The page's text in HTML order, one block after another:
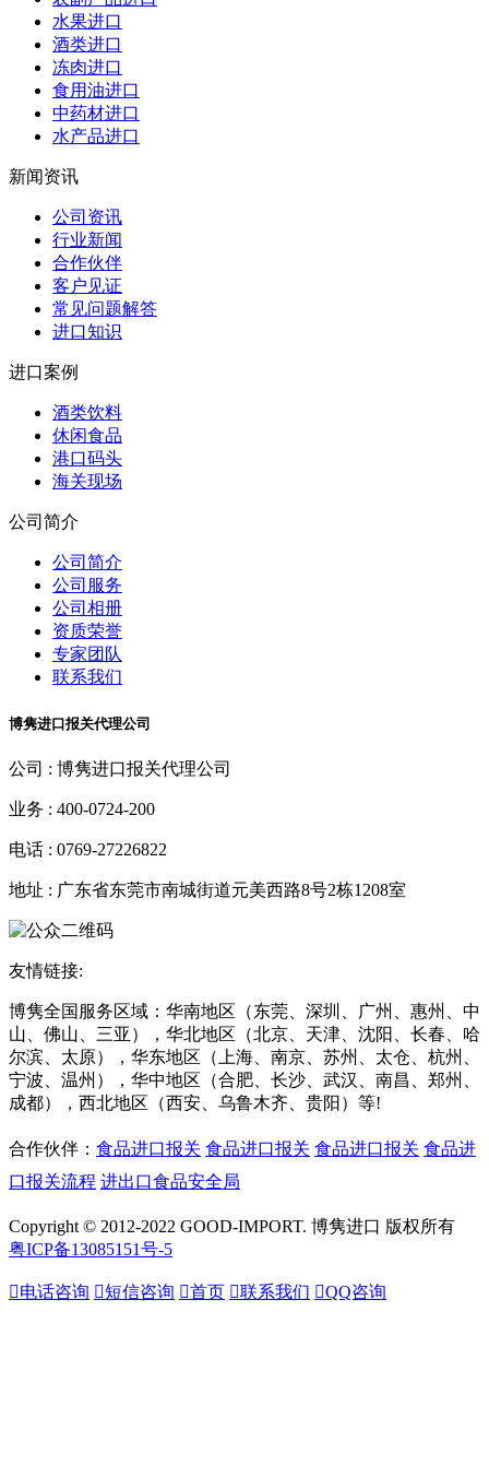
水果进口
酒类进口
冻肉进口
食用油进口
中药材进口
水产品进口
新闻资讯
公司资讯
行业新闻
合作伙伴
客户见证
常见问题解答
进口知识
进口案例
酒类饮料
休闲食品
港口码头
海关现场
公司简介
公司简介
公司服务
公司相册
资质荣誉
专家团队
联系我们
博隽进口报关代理公司
公司 : 博隽进口报关代理公司
业务 : 400-0724-200
电话 : 0769-27226822
地址 : 广东省东莞市南城街道元美西路8号2栋1208室
友情链接:
博隽全国服务区域：华南地区（东莞、深圳、广州、惠州、中
山、佛山、三亚），华北地区（北京、天津、沈阳、长春、哈
尔滨、太原），华东地区（上海、南京、苏州、太仓、杭州、
宁波、温州），华中地区（合肥、长沙、武汉、南昌、郑州、
成都），西北地区（西安、乌鲁木齐、贵阳）等!
合作伙伴： 食品进口报关 食品进口报关 食品进口报关 食品进
口报关流程 进出口食品安全局
Copyright © 2012-2022 GOOD-IMPORT. 博隽进口 版权所有
粤ICP备13085151号-5
电话咨询 短信咨询 首页 联系我们 QQ咨询